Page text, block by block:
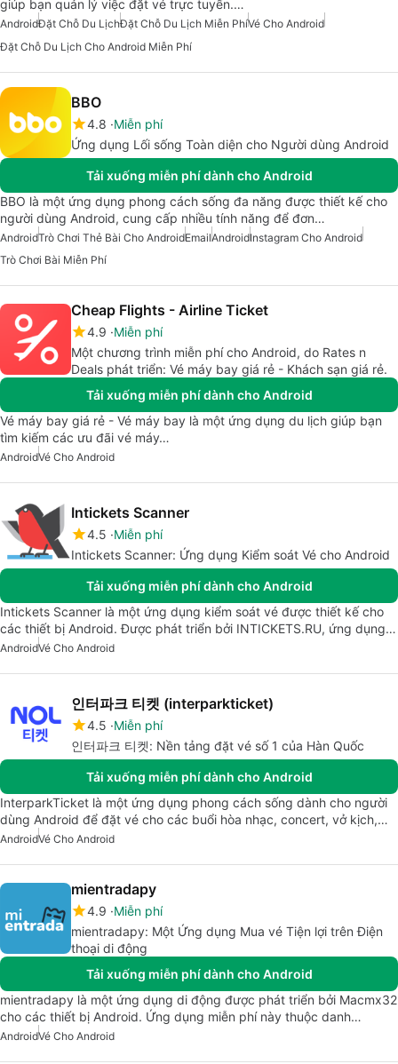
giúp bạn quản lý việc đặt vé trực tuyến.…
AndroidĐặt Chỗ Du LịchĐặt Chỗ Du Lịch Miễn PhíVé Cho Android
Đặt Chỗ Du Lịch Cho Android Miễn Phí
BBO
4.8 Miễn phí
Ứng dụng Lối sống Toàn diện cho Người dùng Android
Tải xuống miễn phí dành cho Android
BBO là một ứng dụng phong cách sống đa năng được thiết kế cho
người dùng Android, cung cấp nhiều tính năng để đơn…
AndroidTrò Chơi Thẻ Bài Cho AndroidEmailAndroidInstagram Cho Android
Trò Chơi Bài Miễn Phí
Cheap Flights - Airline Ticket
4.9 Miễn phí
Một chương trình miễn phí cho Android, do Rates n
Deals phát triển: Vé máy bay giá rẻ - Khách sạn giá rẻ.
Tải xuống miễn phí dành cho Android
Vé máy bay giá rẻ - Vé máy bay là một ứng dụng du lịch giúp bạn
tìm kiếm các ưu đãi vé máy…
AndroidVé Cho Android
Intickets Scanner
4.5 Miễn phí
Intickets Scanner: Ứng dụng Kiểm soát Vé cho Android
Tải xuống miễn phí dành cho Android
Intickets Scanner là một ứng dụng kiểm soát vé được thiết kế cho
các thiết bị Android. Được phát triển bởi INTICKETS.RU, ứng dụng…
AndroidVé Cho Android
인터파크 티켓 (interparkticket)
4.5 Miễn phí
인터파크 티켓: Nền tảng đặt vé số 1 của Hàn Quốc
Tải xuống miễn phí dành cho Android
InterparkTicket là một ứng dụng phong cách sống dành cho người
dùng Android để đặt vé cho các buổi hòa nhạc, concert, vở kịch,…
AndroidVé Cho Android
mientradapy
4.9 Miễn phí
mientradapy: Một Ứng dụng Mua vé Tiện lợi trên Điện
thoại di động
Tải xuống miễn phí dành cho Android
mientradapy là một ứng dụng di động được phát triển bởi Macmx32
cho các thiết bị Android. Ứng dụng miễn phí này thuộc danh…
AndroidVé Cho Android